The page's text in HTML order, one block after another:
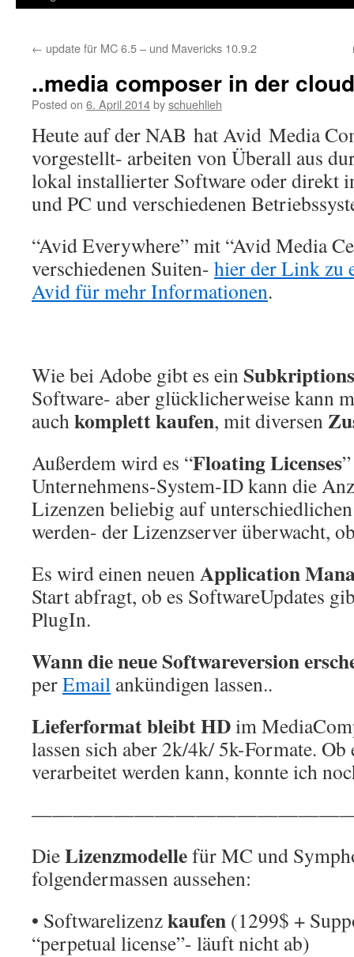
← update für MC 6.5 – und Mavericks 10.9.2
..media composer in der
Posted on 6. April 2014byschuehlieh
Heute auf der NAB hat Avid Media
vorgestellt- arbeiten von Überall aus
lokal installierter Software oder direkt
und PC und verschiedenen
“Avid Everywhere” mit “Avid Media
verschiedenen Suiten- hier der Link zu
Avid für mehr Informationen.
Wie bei Adobe gibt es ein
Software- aber glücklicherweise kann
auchkomplett kaufen, mit diversen
Außerdem wird es “Floating Licenses
Unternehmens-System-ID kann die
Lizenzen beliebig auf
werden- der Lizenzserver überwacht,
Es wird einen neuenApplication
Start abfragt, ob es SoftwareUpdates
PlugIn.
Wann die neue Softwareversion
perEmail ankündigen lassen..
Lieferformat bleibt HDim
lassen sich aber 2k/4k/ 5k-Formate.
verarbeitet werden kann, konnte ich
DieLizenzmodellefür MC und
folgendermassen aussehen:
• Softwarelizenzkaufen (1299$ +
“perpetual license”- läuft nicht ab)